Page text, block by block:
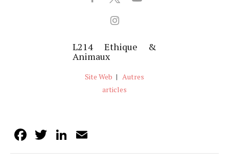
L214 Ethique &
Animaux
Site Web | Autres
articles
Facebook
TwitterLinkedIn